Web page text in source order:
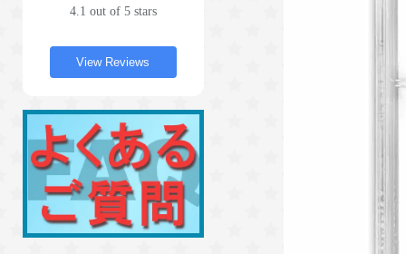
4.1 out of 5 stars
View Reviews